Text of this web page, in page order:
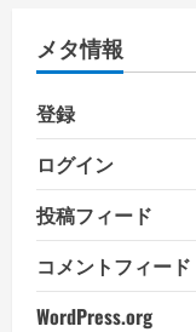
ー
メタ情報
登録
ログイン
投稿フィード
コメントフィード
WordPress.org